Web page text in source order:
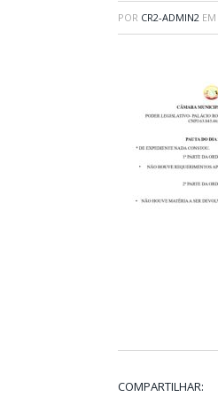
POR CR2-ADMIN2 EM
COMPARTILHAR: